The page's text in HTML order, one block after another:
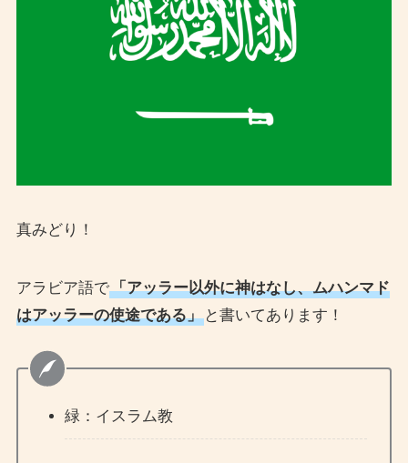
真みどり！
アラビア語で「アッラー以外に神はなし、ムハンマド
はアッラーの使途である」と書いてあります！
緑：イスラム教